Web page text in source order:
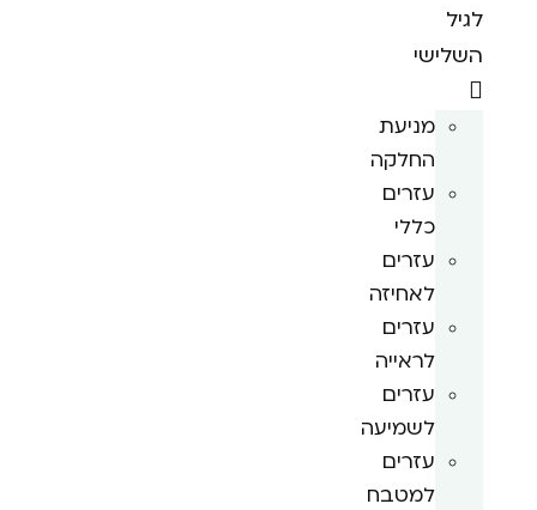
לגיל
השלישי
מניעת
החלקה
עזרים
כללי
עזרים
לאחיזה
עזרים
לראייה
עזרים
לשמיעה
עזרים
למטבח